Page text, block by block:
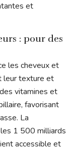
et
: pour des
les cheveux et
leur texture et
vitamines et
favorisant
La
1 500 milliards
accessible et